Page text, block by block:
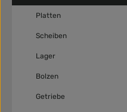
Platten
Scheiben
Lager
Bolzen
Getriebe